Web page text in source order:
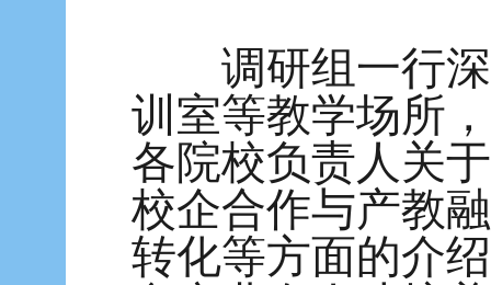
调研组一行深
训室等教学场所
各院校负责人关
校企合作与产教
转化等方面的介